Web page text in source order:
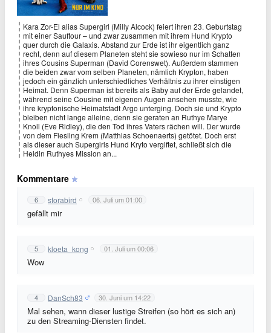
Kara Zor-El alias Supergirl (Milly Alcock) feiert ihren 23. Geburtstag
mit einer Sauftour – und zwar zusammen mit ihrem Hund Krypto
quer durch die Galaxis. Abstand zur Erde ist ihr eigentlich ganz
recht, denn auf diesem Planeten steht sie sowieso nur im Schatten
ihres Cousins Superman (David Corenswet). Außerdem stammen
die beiden zwar vom selben Planeten, nämlich Krypton, haben
jedoch ein gänzlich unterschiedliches Verhältnis zu ihrer einstigen
Heimat. Denn Superman ist bereits als Baby auf der Erde gelandet,
während seine Cousine mit eigenen Augen ansehen musste, wie
ihre kryptonische Heimatstadt Argo unterging. Doch sie und Krypto
bleiben nicht lange alleine, denn sie geraten an Ruthye Marye
Knoll (Eve Ridley), die den Tod ihres Vaters rächen will. Der wurde
von dem Fiesling Krem (Matthias Schoenaerts) getötet. Doch erst
als dieser auch Supergirls Hund Kryto vergiftet, schließt sich die
Heldin Ruthyes Mission an...
Kommentare
6 storabird 06. Juli um 01:00
gefällt mir
5 kloeta_kong 01. Juli um 00:06
Wow
4 DanSch83 30. Juni um 14:22
Mal sehen, wann dieser lustige Streifen (so hört es sich an)
zu den Streaming-Diensten findet.